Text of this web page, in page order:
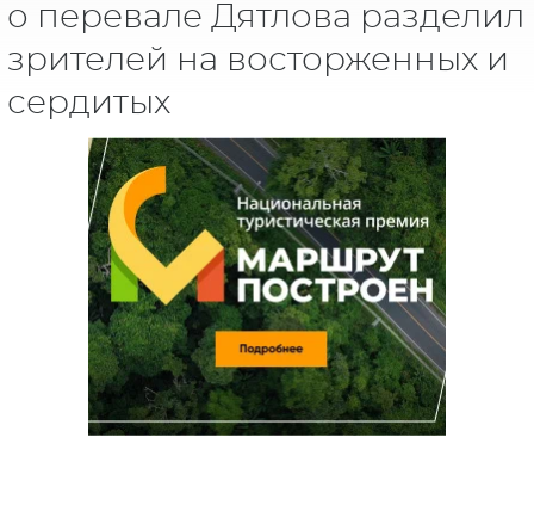
ДЕТЕКТИВЫ
КРИМИНАЛ
ФАНТАСТИКА
МЕЛОДРАМЫ
УКРАИНА
ИСПАНИЯ
ФРАНЦИЯ
ГЕРМАНИЯ
НА ВЫХОДНЫЕ
НОВОСТИ
ИНТЕРЕСНО
НОВОСТИ ТУРЕЦКИХ СЕРИАЛОВ
АЗИАТСКИЕ СЕРИАЛЫ
ИНТЕРВЬЮ
СВЕТСКИЕ НОВОСТИ
СПОЙЛЕРЫ ИЗ СЕРИАЛОВ
о перевале Дятлова разделил
зрителей на восторженных и
сердитых